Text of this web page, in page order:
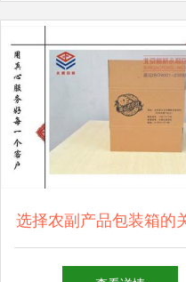
选择农副产品包装箱的
素——探寻北京板桥永